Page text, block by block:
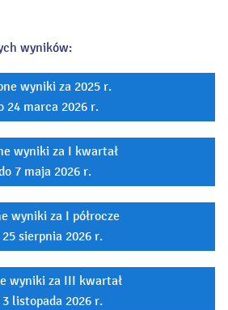
wyników:
wyniki za 2025 r.
24 marca 2026 r.
wyniki za I kwartał
7 maja 2026 r.
wyniki za I półrocze
sierpnia 2026 r.
wyniki za III kwartał
listopada 2026 r.